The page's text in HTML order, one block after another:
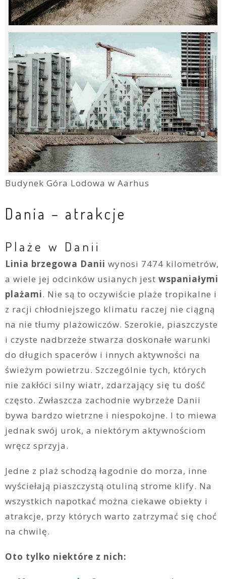
Budynek Góra Lodowa w Aarhus
Dania – atrakcje
Plaże w Danii
Linia brzegowa Danii wynosi 7474 kilometrów,
a wiele jej odcinków usianych jest wspaniałymi
plażami. Nie są to oczywiście plaże tropikalne i
z racji chłodniejszego klimatu raczej nie ciągną
na nie tłumy plażowiczów. Szerokie, piaszczyste
i czyste nadbrzeże stwarza doskonałe warunki
do długich spacerów i innych aktywności na
świeżym powietrzu. Szczególnie tych, których
nie zakłóci silny wiatr, zdarzający się tu dość
często. Zwłaszcza zachodnie wybrzeże Danii
bywa bardzo wietrzne i niespokojne. I to miewa
jednak swój urok, a niektórym aktywnościom
wręcz sprzyja.
Jedne z plaż schodzą łagodnie do morza, inne
wyściełają piaszczystą otuliną strome klify. Na
wszystkich napotkać można ciekawe obiekty i
atrakcje, przy których warto zatrzymać się choć
na chwilę.
Oto tylko niektóre z nich: